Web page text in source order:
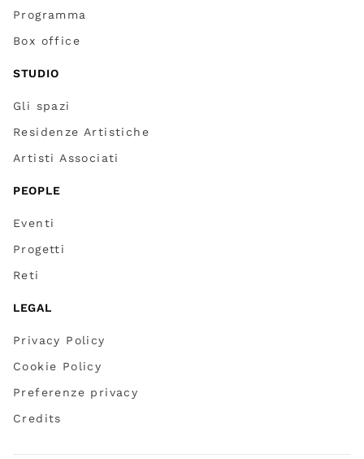
Programma
Box office
STUDIO
Gli spazi
Residenze Artistiche
Artisti Associati
PEOPLE
Eventi
Progetti
Reti
LEGAL
Privacy Policy
Cookie Policy
Preferenze privacy
Credits